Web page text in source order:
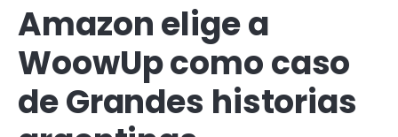
Amazon elige a
WoowUp como caso
de Grandes historias